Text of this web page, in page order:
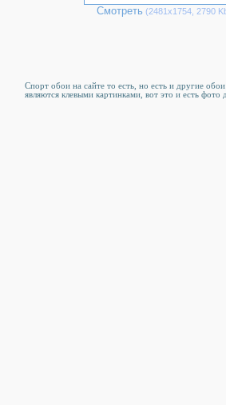
Смотреть (2481х1754, 2790
Спорт обои на сайте то есть, но есть и другие
являются клевыми картинками, вот это и есть фото